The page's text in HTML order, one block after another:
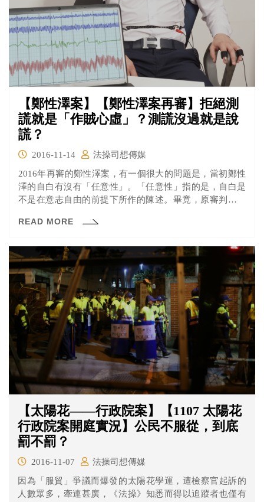
【鄭性澤案】【鄭性澤案再審】拒絕測
謊就是「作賊心虛」？測謊沒過就是說
謊？
2016-11-14
法操司想傳媒
2016年再審的鄭性澤案，有一個很大的問題是，當初鄭性
澤的自白有沒有「任意性」。「任意性」指的是，自白是
不是在意志自由的前提下所作的陳述。畢竟，原審判決幾
憑己意作出自白，還是因為遭刑求被迫自白，就需要釐
官、告訴代理人以及辯護人，三者都對此有所表示意見。
READ MORE
【太陽花——行政院案】【1107 太陽花
行政院案開庭實況】公民不服從，到底
罰不罰？
2016-11-07
法操司想傳媒
因為「服貿」爭議而爆發的太陽花學運，遭檢察官起訴的
人數眾多，牽連甚廣，《法操》知悉而得以追蹤者也僅有